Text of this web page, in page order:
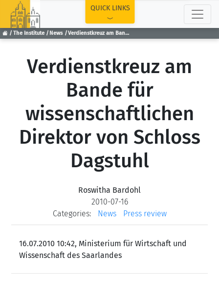
The Institute News Verdienstkreuz am Bande für wissenschaftlichen Direktor von Schloss Dagstuhl
QUICK LINKS
Verdienstkreuz am
Bande für
wissenschaftlichen
Direktor von Schloss
Dagstuhl
Roswitha Bardohl
2010-07-16
Categories:
News Press review
16.07.2010 10:42, Ministerium für Wirtschaft und
Wissenschaft des Saarlandes